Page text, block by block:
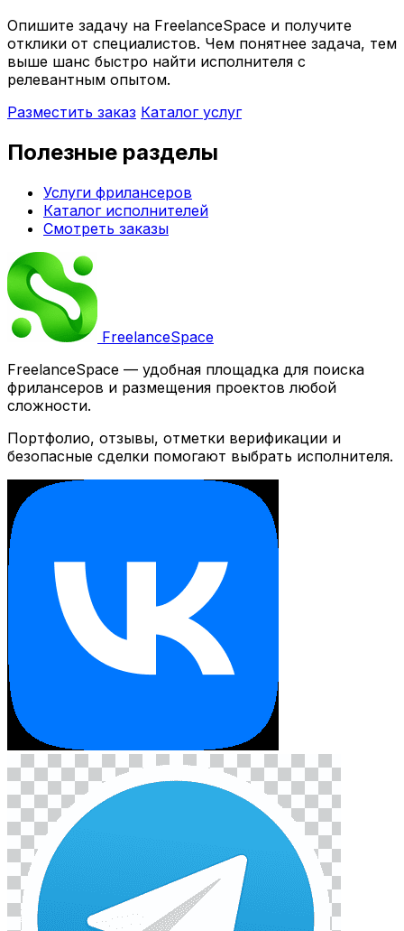
Опишите задачу на FreelanceSpace и получите
отклики от специалистов. Чем понятнее задача, тем
выше шанс быстро найти исполнителя с
релевантным опытом.
Разместить заказ Каталог услуг
Полезные разделы
Услуги фрилансеров
Каталог исполнителей
Смотреть заказы
FreelanceSpace
FreelanceSpace — удобная площадка для поиска
фрилансеров и размещения проектов любой
сложности.
Портфолио, отзывы, отметки верификации и
безопасные сделки помогают выбрать исполнителя.